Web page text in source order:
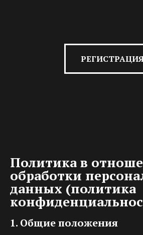
Политика в
обработки
данных (политика
1. Общие положения